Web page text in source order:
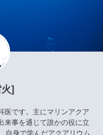
]
医です。主にマリンアクア
来事を通じて誰かの役に立
自身で学んだアクアリウム